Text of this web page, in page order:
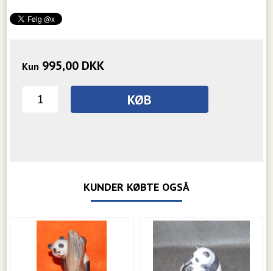
Kun 995,00 DKK
KØB
KUNDER KØBTE OGSÅ